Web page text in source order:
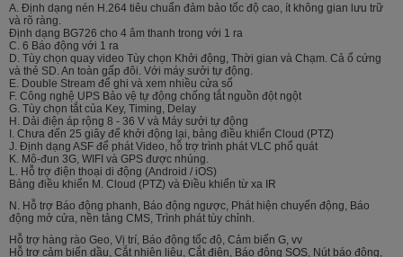
A. Định dạng nén H.264 tiêu chuẩn đảm bảo tốc độ cao, ít không gian lưu trữ
và rõ ràng.
Định dạng BG726 cho 4 âm thanh trong với 1 ra
C. 6 Báo động với 1 ra
D. Tùy chọn quay video Tùy chọn Khởi động, Thời gian và Chạm. Cả ổ cứng
và thẻ SD. An toàn gấp đôi. Với máy sưởi tự động.
E. Double Stream để ghi và xem nhiều cửa sổ
F. Công nghệ UPS Bảo vệ tự động chống tắt nguồn đột ngột
G. Tùy chọn tắt của Key, Timing, Delay
H. Dải điện áp rộng 8 - 36 V và Máy sưởi tự động
I. Chưa đến 25 giây để khởi động lại, bảng điều khiển Cloud (PTZ)
J. Định dạng ASF để phát Video, hỗ trợ trình phát VLC phổ quát
K. Mô-đun 3G, WIFI và GPS được nhúng.
L. Hỗ trợ điện thoại di động (Android / iOS)
Bảng điều khiển M. Cloud (PTZ) và Điều khiển từ xa IR
N. Hỗ trợ Báo động phanh, Báo động ngược, Phát hiện chuyển động, Báo
động mở cửa, nền tảng CMS, Trình phát tùy chỉnh.
Hỗ trợ hàng rào Geo, Vị trí, Báo động tốc độ, Cảm biến G, vv
Hỗ trợ cảm biến dầu, Cắt nhiên liệu, Cắt điện, Báo động SOS, Nút báo động,